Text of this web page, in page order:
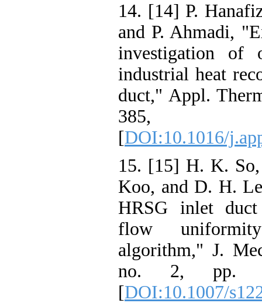
14. [14] P.
and P.
investigation
industrial heat
duct," Appl.
[DOI:10.1016/
15. [15] H. K.
Koo, and D.
HRSG inlet
flow
algorithm," J.
no. 2,
[DOI:10.1007/